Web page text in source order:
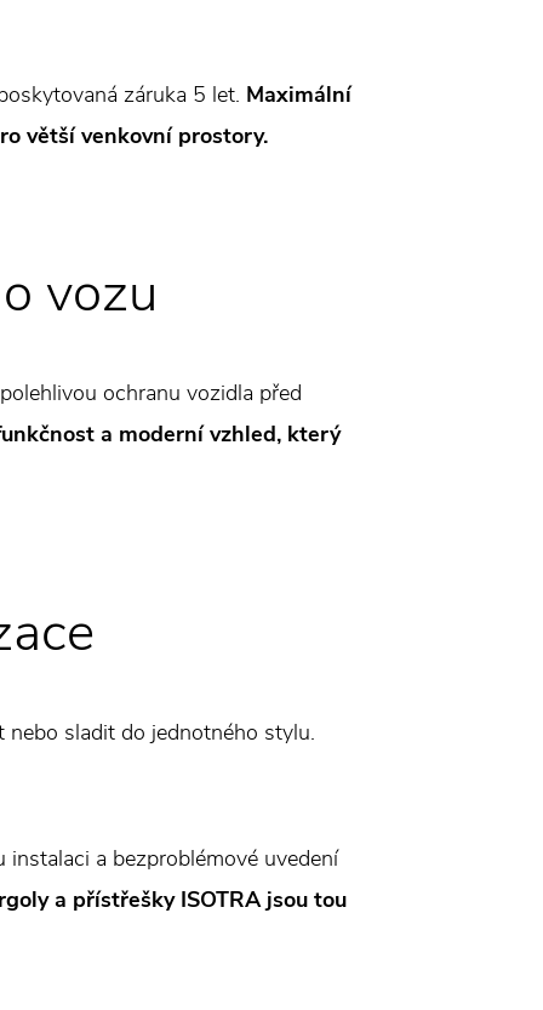
záruka 5 let. Maximální
větší venkovní prostory.
vozu
ochranu vozidla před
a moderní vzhled, který
sladit do jednotného stylu.
a bezproblémové uvedení
a přístřešky ISOTRA jsou tou